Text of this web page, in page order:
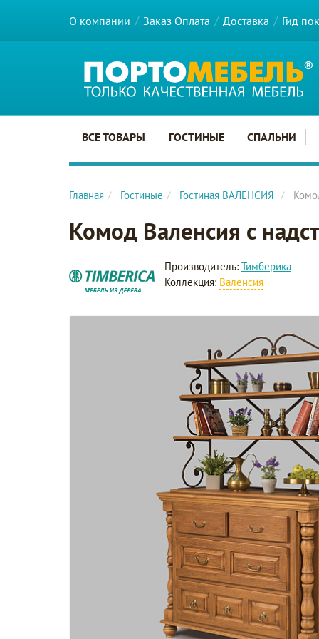
О компании Заказ Оплата Доставка Гид
Главное меню сайта
ВСЕ ТОВАРЫ ГОСТИНЫЕ СПАЛЬНИ
Главная Гостиные Гостиная ВАЛЕНСИЯ
Комод Валенсия с
Производитель: Тимберика
Коллекция: Валенсия